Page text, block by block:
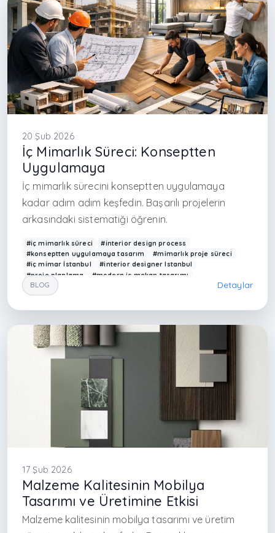
#yapı detay çizimleri
#professional architecture drawings
#kadıköy iç mimarlık
#caddebostan arch
20 Şub 2026
İç Mimarlık Süreci: Konseptten
Uygulamaya
İç mimarlık sürecini konseptten uygulamaya
kadar adım adım keşfedin. Başarılı projelerin
arkasındaki sistematiği öğrenin.
#iç mimarlık süreci
#interior design process
#konseptten uygulamaya tasarım
#mimarlık proje süreci
#iç mimar İstanbul
#interior designer Istanbul
#proje planlama
#modern iç mekan tasarımı
#3D render tasarım
#Arkethane proje süreci
#mimarlık hizmetleri İstanbul
#çağdaş iç mimarlık
#ataşehir iç mimar
BLOG Detaylar
17 Şub 2026
Malzeme Kalitesinin Mobilya
Tasarımı ve Üretimine Etkisi
Malzeme kalitesinin mobilya tasarımı ve üretim